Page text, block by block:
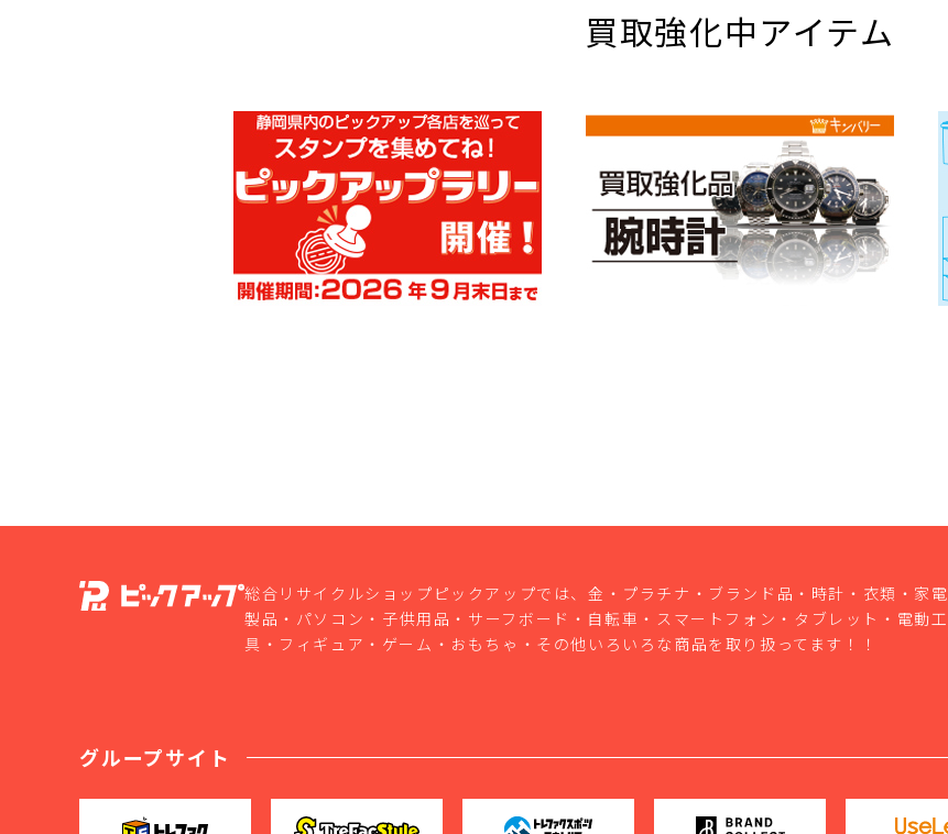
買取強化中アイテム
総合リサイクルショップピックアップでは、金・プラチナ・ブランド品・時計・衣類・家電
製品・パソコン・子供用品・サーフボード・自転車・スマートフォン・タブレット・電動工
具・フィギュア・ゲーム・おもちゃ・その他いろいろな商品を取り扱ってます！！
グループサイト